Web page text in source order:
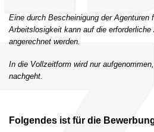
Eine durch Bescheinigung der Agenturen
Arbeitslosigkeit kann auf die
angerechnet werden.
In die Vollzeitform wird nur
nachgeht.
Folgendes ist für die